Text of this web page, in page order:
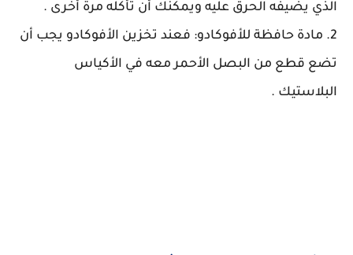
الذي يضيفه الحرق عليه ويمكنك أن تأكله مرة أخرى .
2. مادة حافظة للأفوكادو: فعند تخزين الأفوكادو يجب أن
تضع قطع من البصل الأحمر معه في الأكياس
البلاستيك .